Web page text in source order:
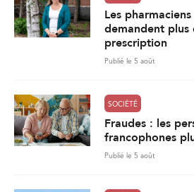
Les
demandent
prescription
Publié le 5 août
SOCIÉTÉ
Fraudes : les
francophones
Publié le 5 août